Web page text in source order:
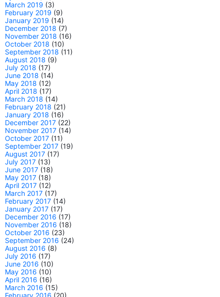
March 2019 (3)
February 2019 (9)
January 2019 (14)
December 2018 (7)
November 2018 (16)
October 2018 (10)
September 2018 (11)
August 2018 (9)
July 2018 (17)
June 2018 (14)
May 2018 (12)
April 2018 (17)
March 2018 (14)
February 2018 (21)
January 2018 (16)
December 2017 (22)
November 2017 (14)
October 2017 (11)
September 2017 (19)
August 2017 (17)
July 2017 (13)
June 2017 (18)
May 2017 (18)
April 2017 (12)
March 2017 (17)
February 2017 (14)
January 2017 (17)
December 2016 (17)
November 2016 (18)
October 2016 (23)
September 2016 (24)
August 2016 (8)
July 2016 (17)
June 2016 (10)
May 2016 (10)
April 2016 (16)
March 2016 (15)
February 2016 (20)